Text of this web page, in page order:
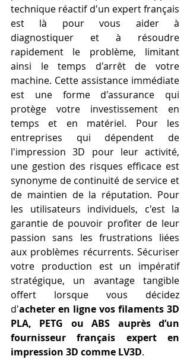
technique réactif d'un expert français
est là pour vous aider à
diagnostiquer et à résoudre
rapidement le problème, limitant
ainsi le temps d'arrêt de votre
machine. Cette assistance immédiate
est une forme d'assurance qui
protège votre investissement en
temps et en matériel. Pour les
entreprises qui dépendent de
l'impression 3D pour leur activité,
une gestion des risques efficace est
synonyme de continuité de service et
de maintien de la réputation. Pour
les utilisateurs individuels, c'est la
garantie de pouvoir profiter de leur
passion sans les frustrations liées
aux problèmes récurrents. Sécuriser
votre production est un impératif
stratégique, un avantage tangible
offert lorsque vous décidez
d'acheter en ligne vos filaments 3D
PLA, PETG ou ABS auprès d’un
fournisseur français expert en
impression 3D comme LV3D.